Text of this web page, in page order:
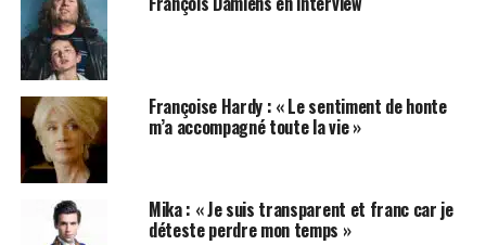
Françoise Hardy : « Le sentiment de honte
m’a accompagné toute la vie »
Mika : « Je suis transparent et franc car je
déteste perdre mon temps »